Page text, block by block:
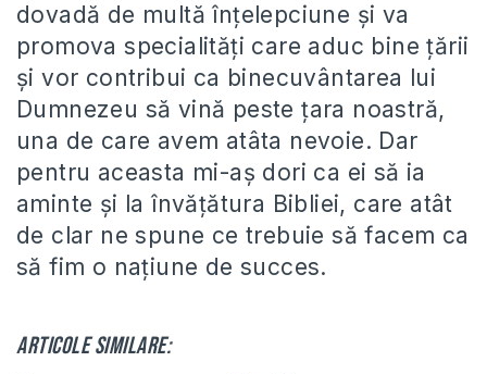
dovadă de multă înțelepciune și va
promova specialități care aduc bine țării
și vor contribui ca binecuvântarea lui
Dumnezeu să vină peste țara noastră,
una de care avem atâta nevoie. Dar
pentru aceasta mi-aș dori ca ei să ia
aminte și la învățătura Bibliei, care atât
de clar ne spune ce trebuie să facem ca
să fim o națiune de succes.
Articole similare: